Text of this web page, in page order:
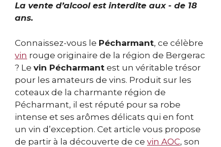
La vente d’alcool est interdite aux - de 18
ans.
Connaissez-vous le Pécharmant, ce célèbre
vin rouge originaire de la région de Bergerac
? Le vin Pécharmant est un véritable trésor
pour les amateurs de vins. Produit sur les
coteaux de la charmante région de
Pécharmant, il est réputé pour sa robe
intense et ses arômes délicats qui en font
un vin d’exception. Cet article vous propose
de partir à la découverte de ce vin AOC, son